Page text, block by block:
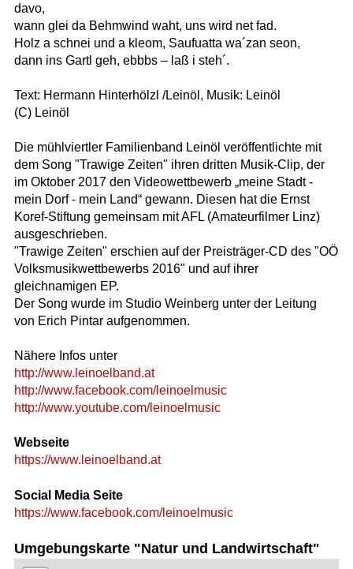
davo,
wann glei da Behmwind waht, uns wird net fad.
Holz a schnei und a kleom, Saufuatta wa´zan seon,
dann ins Gartl geh, ebbbs – laß i steh´.
Text: Hermann Hinterhölzl /Leinöl, Musik: Leinöl
(C) Leinöl
Die mühlviertler Familienband Leinöl veröffentlichte mit
dem Song "Trawige Zeiten" ihren dritten Musik-Clip, der
im Oktober 2017 den Videowettbewerb „meine Stadt -
mein Dorf - mein Land“ gewann. Diesen hat die Ernst
Koref-Stiftung gemeinsam mit AFL (Amateurfilmer Linz)
ausgeschrieben.
"Trawige Zeiten" erschien auf der Preisträger-CD des "OÖ
Volksmusikwettbewerbs 2016" und auf ihrer
gleichnamigen EP.
Der Song wurde im Studio Weinberg unter der Leitung
von Erich Pintar aufgenommen.
Nähere Infos unter
http://www.leinoelband.at
http://www.facebook.com/leinoelmusic
http://www.youtube.com/leinoelmusic
Webseite
https://www.leinoelband.at
Social Media Seite
https://www.facebook.com/leinoelmusic
Umgebungskarte "Natur und Landwirtschaft"